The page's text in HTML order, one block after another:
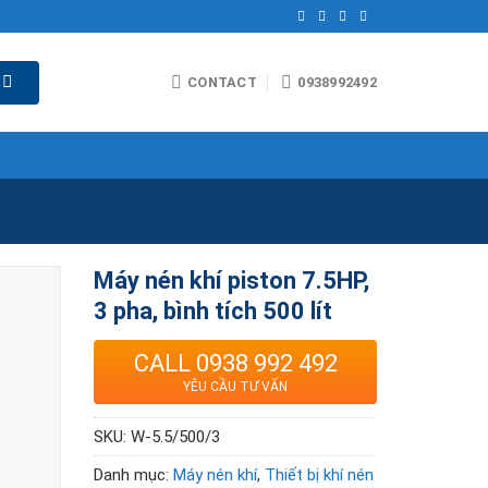
CONTACT 0938992492
Máy nén khí piston 7.5HP,
3 pha, bình tích 500 lít
CALL 0938 992 492
YÊU CẦU TƯ VẤN
SKU:W-5.5/500/3
Danh mục:Máy nén khí, Thiết bị khí nén